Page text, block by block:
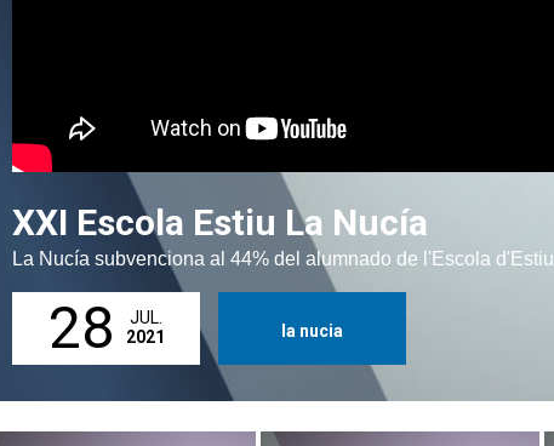
XXI Escola Estiu La Nucía
La Nucía subvenciona al 44% del alumnado de l'Escola d'Estiu
28
JUL.
2021
la nucia